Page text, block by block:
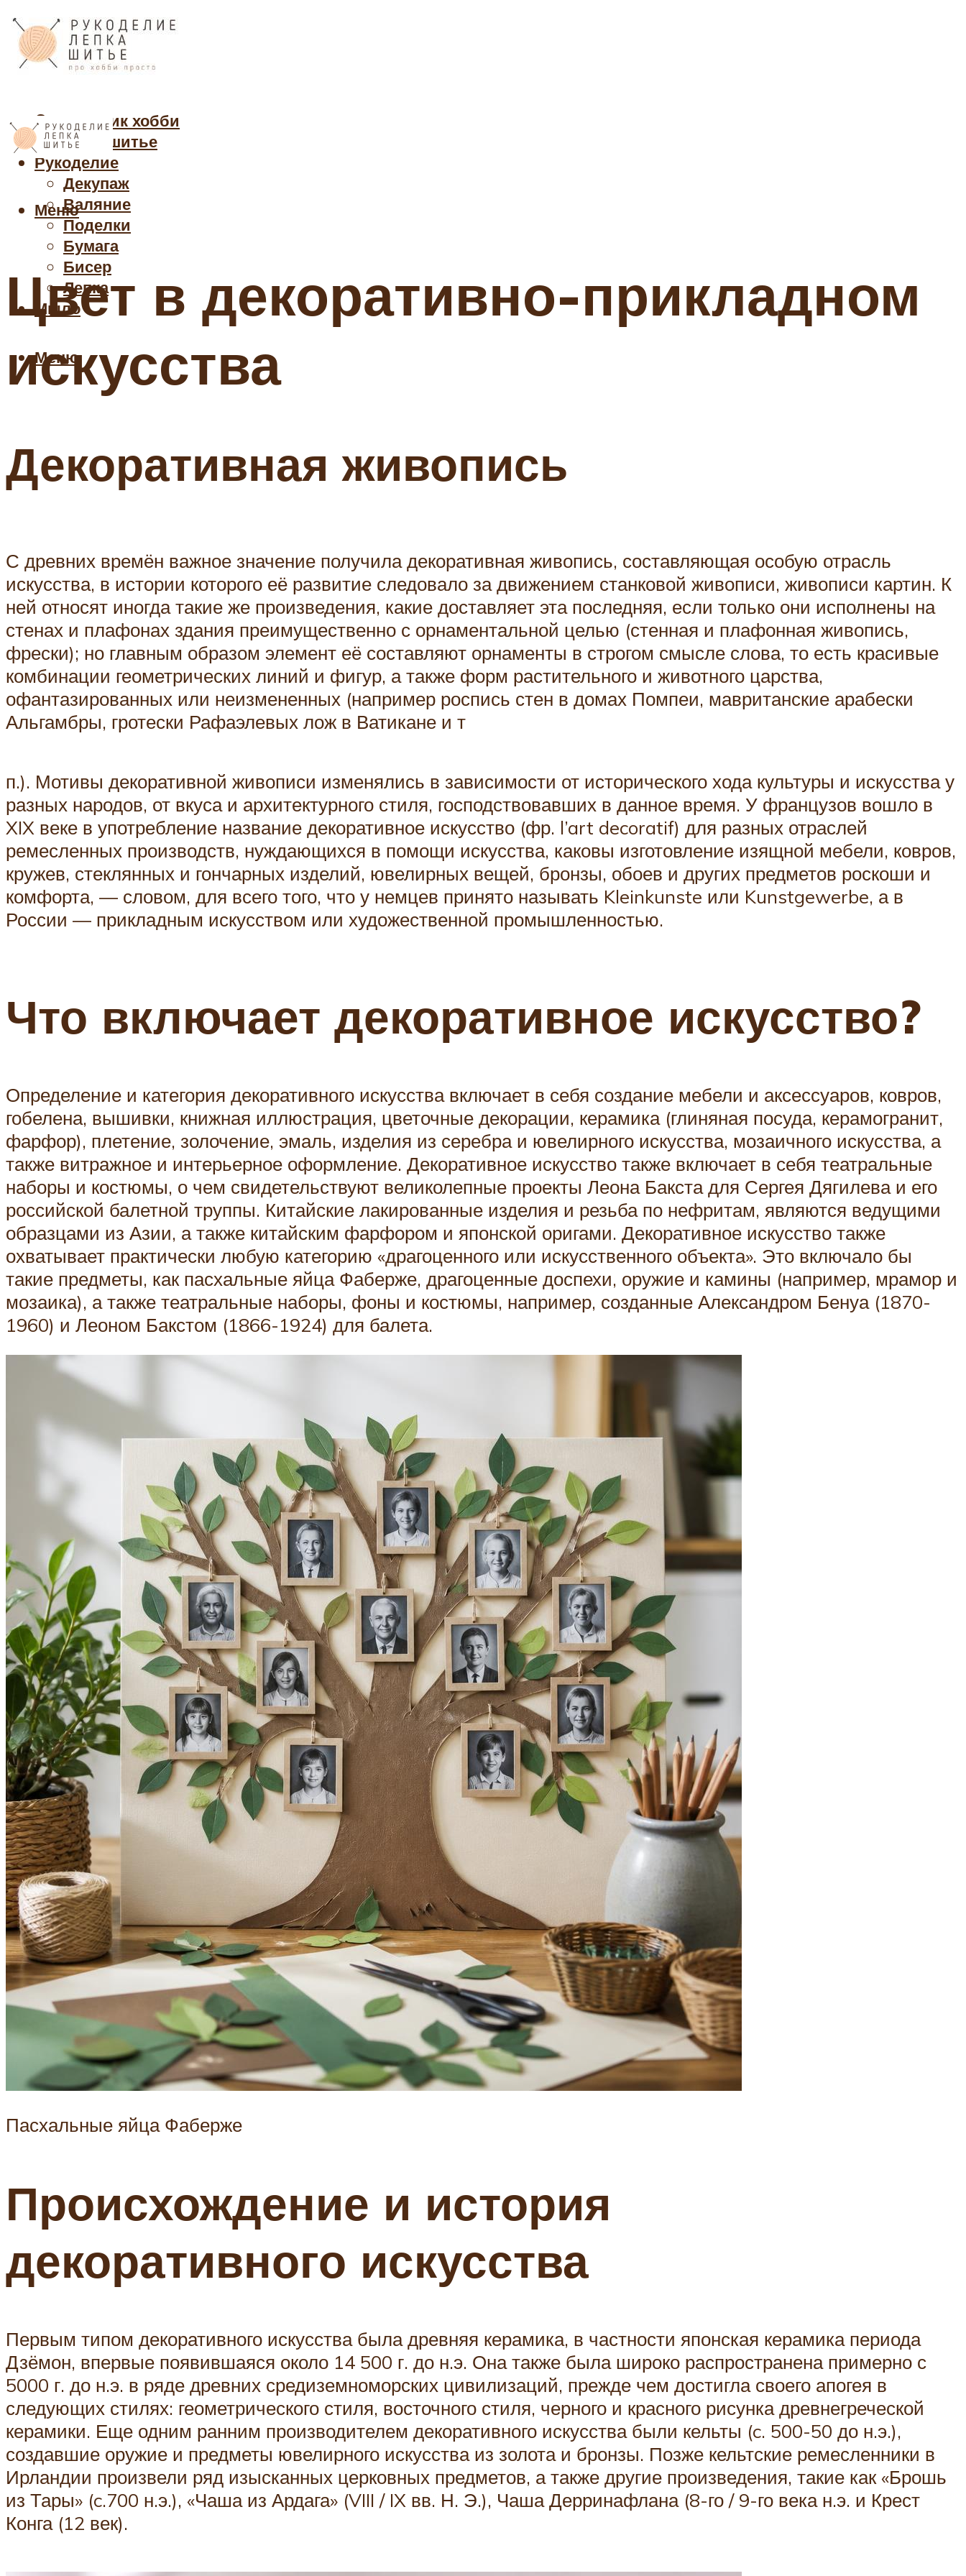
Cправочник хобби
Кройка и шитье
Рукоделие
Декупаж
Валяние
Поделки
Бумага
Бисер
Лепка
Мыло
Меню
Меню
Цвет в декоративно-прикладном
искусства
Декоративная живопись
С древних времён важное значение получила декоративная живопись, составляющая особую отрасль
искусства, в истории которого её развитие следовало за движением станковой живописи, живописи картин. К
ней относят иногда такие же произведения, какие доставляет эта последняя, если только они исполнены на
стенах и плафонах здания преимущественно с орнаментальной целью (стенная и плафонная живопись,
фрески); но главным образом элемент её составляют орнаменты в строгом смысле слова, то есть красивые
комбинации геометрических линий и фигур, а также форм растительного и животного царства,
офантазированных или неизмененных (например роспись стен в домах Помпеи, мавританские арабески
Альгамбры, гротески Рафаэлевых лож в Ватикане и т
п.). Мотивы декоративной живописи изменялись в зависимости от исторического хода культуры и искусства у
разных народов, от вкуса и архитектурного стиля, господствовавших в данное время. У французов вошло в
XIX веке в употребление название декоративное искусство (фр. l’art decoratif) для разных отраслей
ремесленных производств, нуждающихся в помощи искусства, каковы изготовление изящной мебели, ковров,
кружев, стеклянных и гончарных изделий, ювелирных вещей, бронзы, обоев и других предметов роскоши и
комфорта, — словом, для всего того, что у немцев принято называть Kleinkunste или Kunstgewerbe, а в
России — прикладным искусством или художественной промышленностью.
Что включает декоративное искусство?
Определение и категория декоративного искусства включает в себя создание мебели и аксессуаров, ковров,
гобелена, вышивки, книжная иллюстрация, цветочные декорации, керамика (глиняная посуда, керамогранит,
фарфор), плетение, золочение, эмаль, изделия из серебра и ювелирного искусства, мозаичного искусства, а
также витражное и интерьерное оформление. Декоративное искусство также включает в себя театральные
наборы и костюмы, о чем свидетельствуют великолепные проекты Леона Бакста для Сергея Дягилева и его
российской балетной труппы. Китайские лакированные изделия и резьба по нефритам, являются ведущими
образцами из Азии, а также китайским фарфором и японской оригами. Декоративное искусство также
охватывает практически любую категорию «драгоценного или искусственного объекта». Это включало бы
такие предметы, как пасхальные яйца Фаберже, драгоценные доспехи, оружие и камины (например, мрамор и
мозаика), а также театральные наборы, фоны и костюмы, например, созданные Александром Бенуа (1870-
1960) и Леоном Бакстом (1866-1924) для балета.
Пасхальные яйца Фаберже
Происхождение и история
декоративного искусства
Первым типом декоративного искусства была древняя керамика, в частности японская керамика периода
Дзёмон, впервые появившаяся около 14 500 г. до н.э. Она также была широко распространена примерно с
5000 г. до н.э. в ряде древних средиземноморских цивилизаций, прежде чем достигла своего апогея в
следующих стилях: геометрического стиля, восточного стиля, черного и красного рисунка древнегреческой
керамики. Еще одним ранним производителем декоративного искусства были кельты (c. 500-50 до н.э.),
создавшие оружие и предметы ювелирного искусства из золота и бронзы. Позже кельтские ремесленники в
Ирландии произвели ряд изысканных церковных предметов, а также другие произведения, такие как «Брошь
из Тары» (c.700 н.э.), «Чаша из Ардага» (VIII / IX вв. Н. Э.), Чаша Дерринафлана (8-го / 9-го века н.э. и Крест
Конга (12 век).